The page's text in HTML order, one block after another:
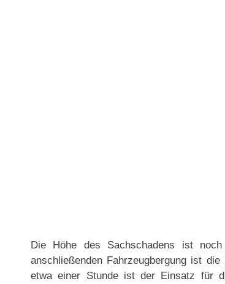
Die Höhe des Sachschadens ist
anschließenden Fahrzeugbergung ist
etwa einer Stunde ist der Einsatz für